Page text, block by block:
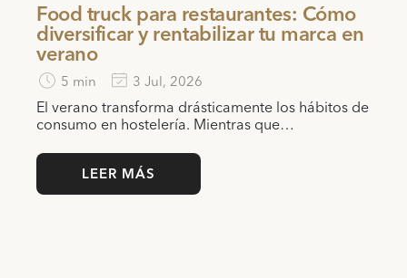
Food truck para restaurantes: Cómo
diversificar y rentabilizar tu marca en
verano
5 min 3 Jul, 2026
El verano transforma drásticamente los hábitos de
consumo en hostelería. Mientras que…
LEER MÁS